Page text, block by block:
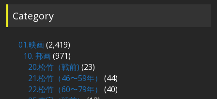
Category
01.映画(2,419)
10. 邦画(971)
20.松竹（戦前) (23)
21.松竹（46〜59年）
(44)
22.松竹（60〜79年）
(40)